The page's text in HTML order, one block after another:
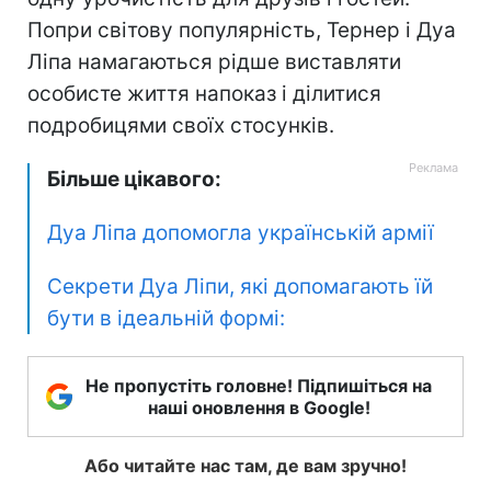
Попри світову популярність, Тернер і Дуа
Ліпа намагаються рідше виставляти
особисте життя напоказ і ділитися
подробицями своїх стосунків.
Більше цікавого:
Дуа Ліпа допомогла українській армії
Секрети Дуа Ліпи, які допомагають їй
бути в ідеальній формі:
Не пропустіть головне! Підпишіться на
наші оновлення в Google!
Або читайте нас там, де вам зручно!